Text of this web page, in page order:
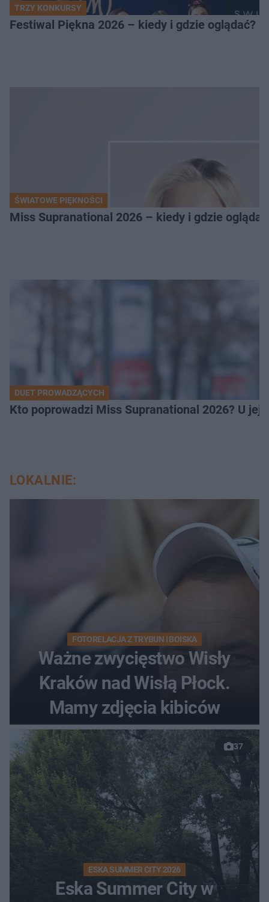
TRZY KONKURSY
Festiwal Piękna 2026 – kiedy i gdzie oglądać?
ŚWIATOWE PIĘKNOŚCI
Miss Supranational 2026 – kiedy i gdzie
DUET PROWADZĄCYCH
Kto poprowadzi Miss Supranational 2026? U jej
LOKALNIE:
FOTORELACJA Z TRYBUN I BOISKA
Ważne zwycięstwo Wisły
Kraków nad Wisłą Płock.
Mamy zdjęcia kibiców
37
ESKA SUMMER CITY 2026
Eska Summer City w